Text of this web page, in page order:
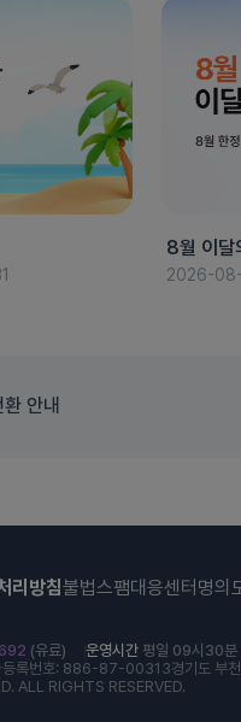
8월 이달
2026-
안내
리방침불법스팸대응센터 명의
(유료) 운영시간 평일 09시30
등록번호: 886-87-00313경기도 부
ALL RIGHTS RESERVED.